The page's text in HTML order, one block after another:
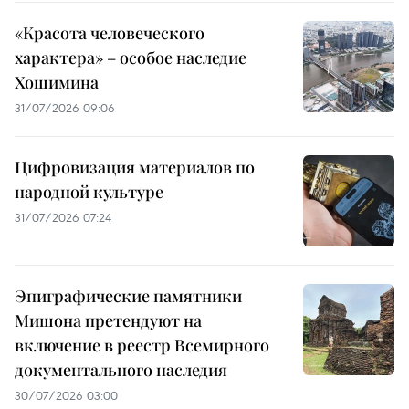
«Красота человеческого
характера» – особое наследие
Хошимина
31/07/2026 09:06
Цифровизация материалов по
народной культуре
31/07/2026 07:24
Эпиграфические памятники
Мишона претендуют на
включение в реестр Всемирного
документального наследия
30/07/2026 03:00